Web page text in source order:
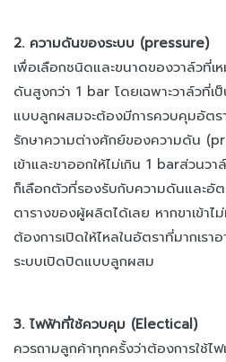
2. ความดันของระบบ (pressure)
เพื่อเลือกชนิดและขนาดของวาล์วที่เ
ดันสูงกว่า 1 bar โดยเฉพาะวาล์วที่เ
แบบลูกผสมจะต้องมีการควบคุมอัตร
รักษาความต่างศักย์ของความดัน
เข้าและขาออกให้ไม่เกิน 1 barส่วนว
ก็เลือกตัวที่รองรับกับความดันและอัต
ตารางของผู้ผลิตได้เลย หากขาเข้า
ต้องการเปิดให้ไหลในอัตราที่มากเร
ระบบเปิดปิดแบบลูกผสม
3. ไฟฟ้าที่ใช้ควบคุม (Electical)
ควรถามลูกค้าทุกครั้งว่าต้องการใช้ไ